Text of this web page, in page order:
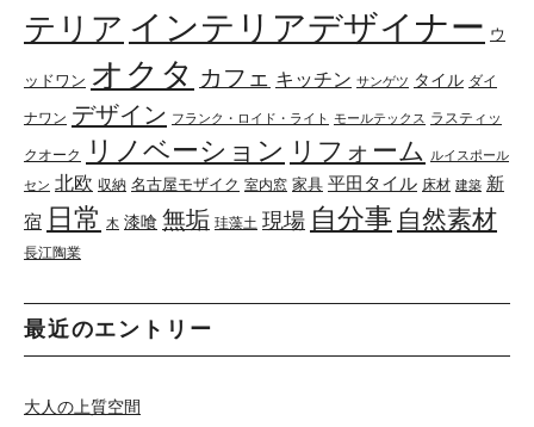
テリア インテリアデザイナー ウ
ッドワン オクタ カフェ キッチン サンゲツ タイル ダイ
ナワン デザイン フランク・ロイド・ライト モールテックス ラスティッ
クオーク リノベーション リフォーム ルイスポール
セン 北欧 収納 名古屋モザイク 室内窓 家具 平田タイル 床材 建築 新
宿 日常 木 漆喰 無垢 珪藻土 現場 自分事 自然素材
長江陶業
最近のエントリー
大人の上質空間